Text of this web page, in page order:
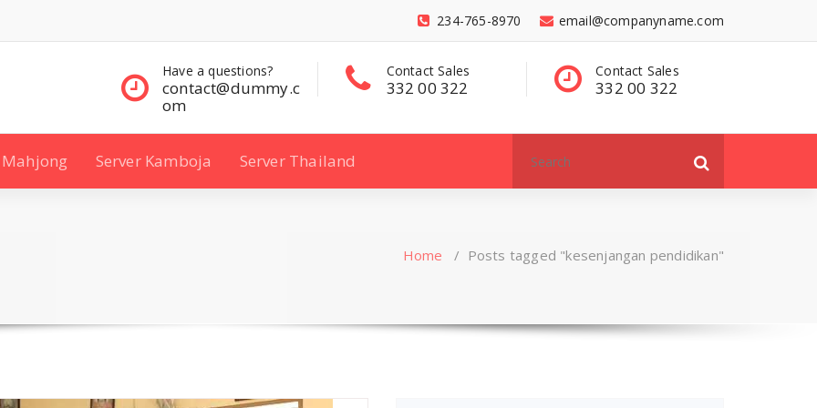
email@companyname.com
234-765-8970
Contact Sales
332 00 322
Contact Sales
332 00 322
Have a questions?
contact@dummy
Mahjong Server Kamboja Server Thailand
for:
Home / Posts tagged "kesenjangan pendidikan"